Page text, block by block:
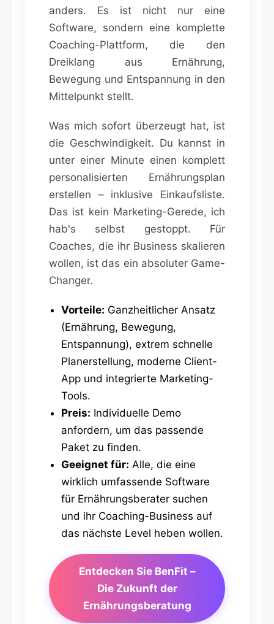
anders. Es ist nicht nur eine
Software, sondern eine komplette
Coaching-Plattform, die den
Dreiklang aus Ernährung,
Bewegung und Entspannung in den
Mittelpunkt stellt.
Was mich sofort überzeugt hat, ist
die Geschwindigkeit. Du kannst in
unter einer Minute einen komplett
personalisierten Ernährungsplan
erstellen – inklusive Einkaufsliste.
Das ist kein Marketing-Gerede, ich
hab's selbst gestoppt. Für
Coaches, die ihr Business skalieren
wollen, ist das ein absoluter Game-
Changer.
Vorteile: Ganzheitlicher Ansatz
(Ernährung, Bewegung,
Entspannung), extrem schnelle
Planerstellung, moderne Client-
App und integrierte Marketing-
Tools.
Preis: Individuelle Demo
anfordern, um das passende
Paket zu finden.
Geeignet für: Alle, die eine
wirklich umfassende Software
für Ernährungsberater suchen
und ihr Coaching-Business auf
das nächste Level heben wollen.
Entdecken Sie BenFit –
Die Zukunft der
Ernährungsberatung